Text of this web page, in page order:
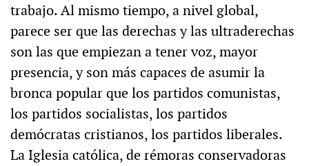
trabajo. Al mismo tiempo, a nivel global,
parece ser que las derechas y las ultraderechas
son las que empiezan a tener voz, mayor
presencia, y son más capaces de asumir la
bronca popular que los partidos comunistas,
los partidos socialistas, los partidos
demócratas cristianos, los partidos liberales.
La Iglesia católica, de rémoras conservadoras